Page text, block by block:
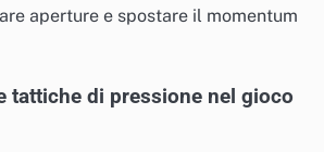
aperture e spostare il momentum
tattiche di pressione nel gioco